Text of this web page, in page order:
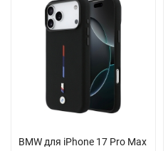
BMW для iPhone 17 Pro Max